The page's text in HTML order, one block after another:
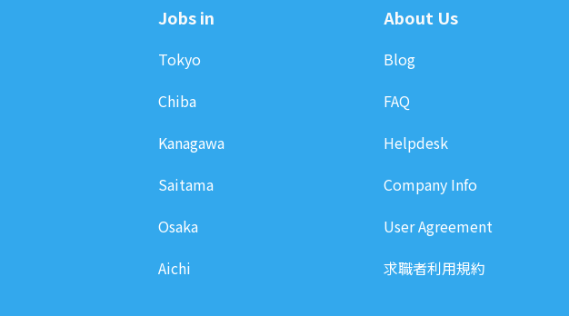
Jobs in
Tokyo
Chiba
Kanagawa
Saitama
Osaka
Aichi
About Us
Blog
FAQ
Helpdesk
Company Info
User Agreement
求職者利用規約